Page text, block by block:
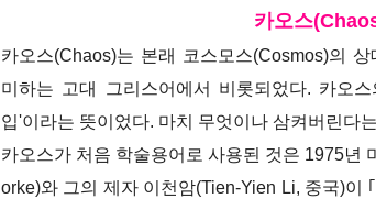
카오스
카오스(Chaos)는 본래 코스모스(Cosmos)의
미하는 고대 그리스어에서 비롯되었다. 카오
입'이라는 뜻이었다. 마치 무엇이나 삼켜버린다
카오스가 처음 학술용어로 사용된 것은 1975년
orke)와 그의 제자 이천암(Tien-Yien Li, 중국)이